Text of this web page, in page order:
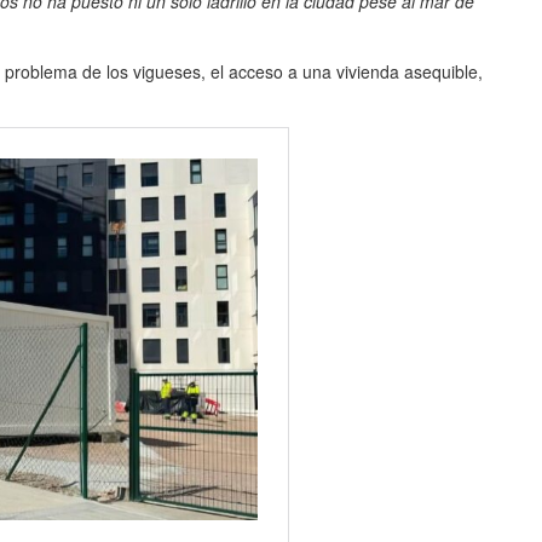
de los vigueses, el acceso a una vivienda asequible,